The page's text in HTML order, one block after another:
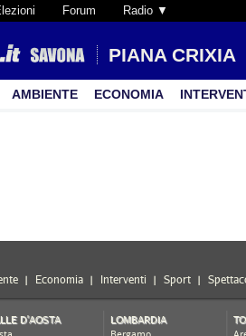
Forum Radio ▼
PIANA CRIXIA
AMBIENTE ECONOMIA